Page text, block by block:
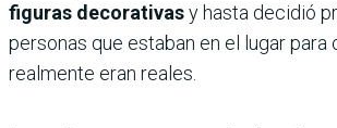
figuras decorativasy hasta decidió
personas que estaban en el lugar para
realmente eran reales.